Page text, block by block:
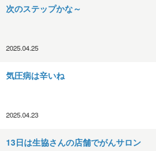
次のステップかな～
2025.04.25
気圧病は辛いね
2025.04.23
13日は生協さんの店舗でがんサロン